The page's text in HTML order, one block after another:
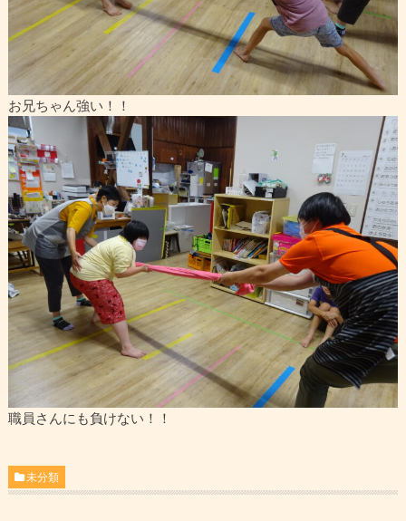
お兄ちゃん強い！！
職員さんにも負けない！！
未分類